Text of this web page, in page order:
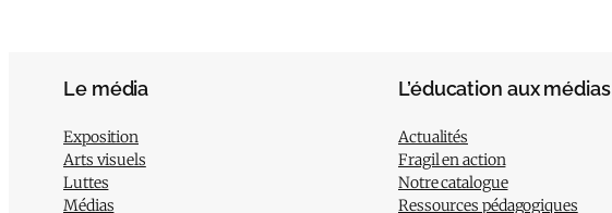
Le média
Exposition
Arts visuels
Luttes
Médias
L’éducation aux médias
Actualités
Fragil en action
Notre catalogue
Ressources pédagogiques